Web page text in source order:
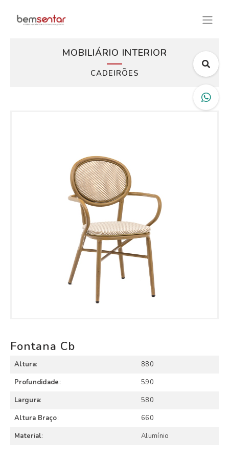
MOBILIÁRIO INTERIOR
CADEIRÕES
Fontana Cb
Altura:
880
Profundidade:
590
Largura:
580
Altura Braço:
660
Material: Alumínio